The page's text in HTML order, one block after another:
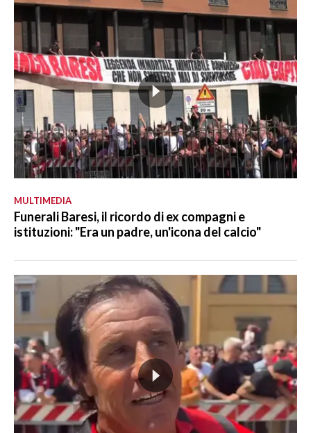
MULTIMEDIA
Funerali Baresi, il ricordo di ex compagni e
istituzioni: "Era un padre, un'icona del calcio"